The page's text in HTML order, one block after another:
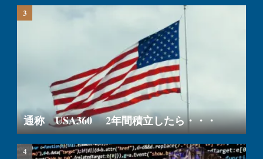
通称 USA360 2年間積立したら・・・